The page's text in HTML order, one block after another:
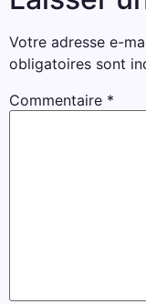
Votre adresse e-
obligatoires sont
Commentaire *